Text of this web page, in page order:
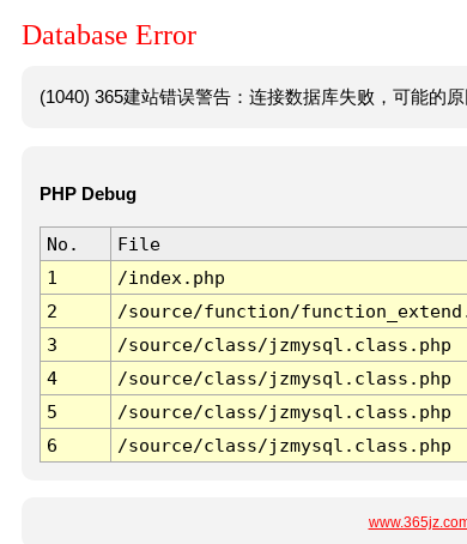
Database Error
(1040) 365建站错误警告：连接数据库失败，可能的
PHP Debug
No. File
1
/index.php
2
/source/function/
3
/source/class/jzmysql.class.php
4
/source/class/jzmysql.class.php
5
/source/class/jzmysql.class.php
6
/source/class/jzmysql.class.php